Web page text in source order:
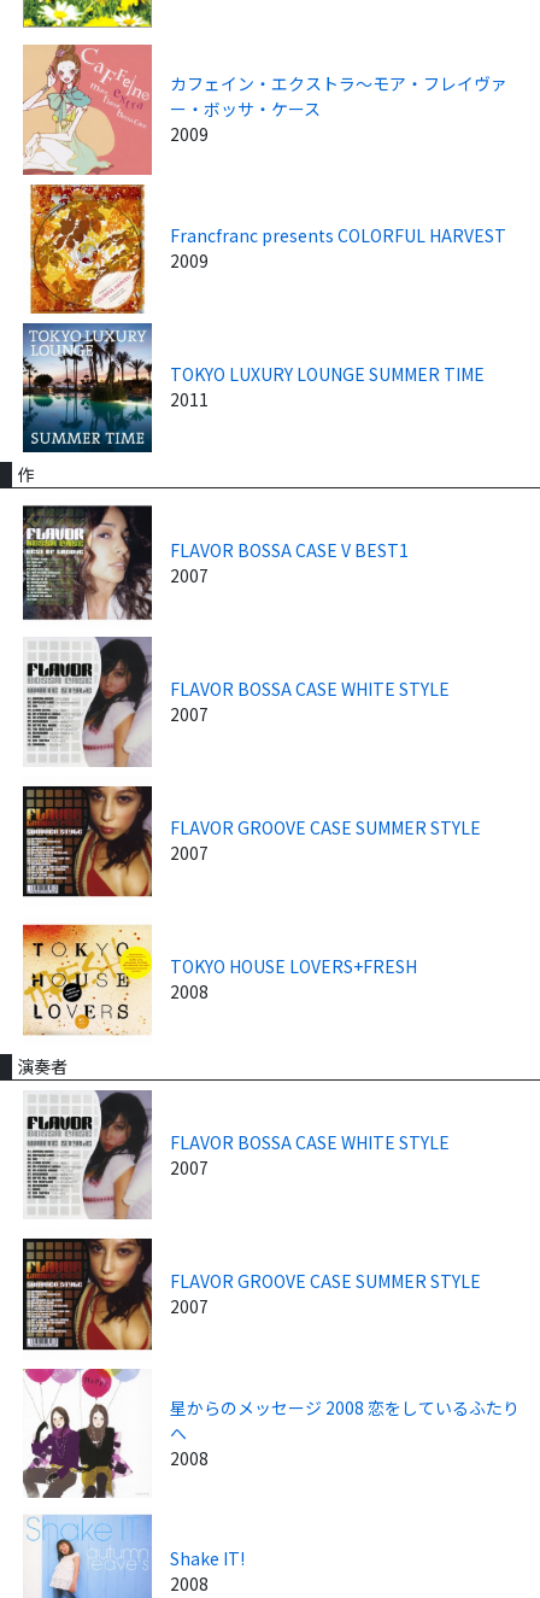
カフェイン・エクストラ～モア・フレイヴァ
ー・ボッサ・ケース
2009
Francfranc presents COLORFUL HARVEST
2009
TOKYO LUXURY LOUNGE SUMMER TIME
2011
作
FLAVOR BOSSA CASE V BEST1
2007
FLAVOR BOSSA CASE WHITE STYLE
2007
FLAVOR GROOVE CASE SUMMER STYLE
2007
TOKYO HOUSE LOVERS+FRESH
2008
演奏者
FLAVOR BOSSA CASE WHITE STYLE
2007
FLAVOR GROOVE CASE SUMMER STYLE
2007
星からのメッセージ 2008 恋をしているふたり
へ
2008
Shake IT!
2008